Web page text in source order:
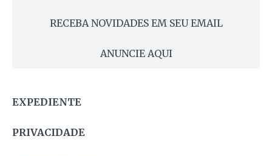
RECEBA NOVIDADES EM SEU EMAIL
ANUNCIE AQUI
EXPEDIENTE
PRIVACIDADE